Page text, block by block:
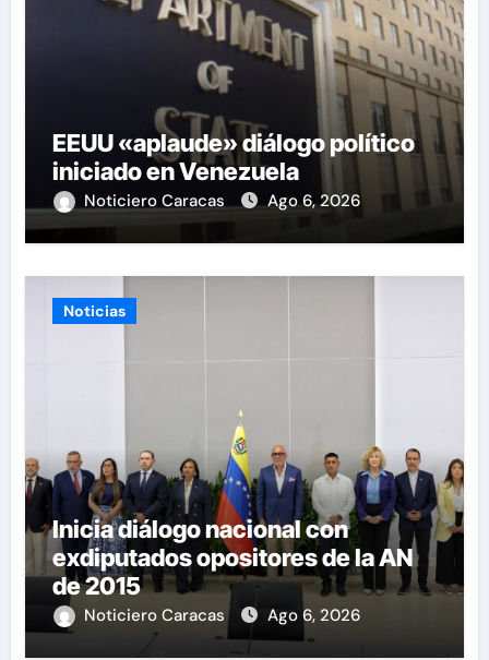
EEUU «aplaude» diálogo político
iniciado en Venezuela
Noticiero Caracas Ago 6, 2026
Noticias
Inicia diálogo nacional con
exdiputados opositores de la AN
de 2015
Noticiero Caracas Ago 6, 2026